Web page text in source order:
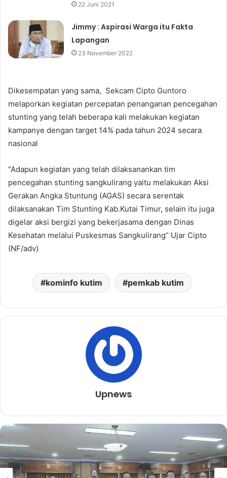
22 Juni 2021
Jimmy : Aspirasi Warga itu Fakta
Lapangan
23 November 2022
Dikesempatan yang sama, Sekcam Cipto Guntoro
melaporkan kegiatan percepatan penanganan pencegahan
stunting yang telah beberapa kali melakukan kegiatan
kampanye dengan target 14% pada tahun 2024 secara
nasional
“Adapun kegiatan yang telah dilaksanankan tim
pencegahan stunting sangkulirang yaitu melakukan Aksi
Gerakan Angka Stuntung (AGAS) secara serentak
dilaksanakan Tim Stunting Kab.Kutai Timur, selain itu juga
digelar aksi bergizi yang bekerjasama dengan Dinas
Kesehatan melalui Puskesmas Sangkulirang” Ujar Cipto
(NF/adv)
kominfo kutim pemkab kutim
Upnews
Kutai Timur